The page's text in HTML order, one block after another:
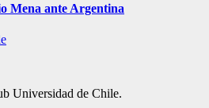
Mena ante Argentina
Universidad de Chile.